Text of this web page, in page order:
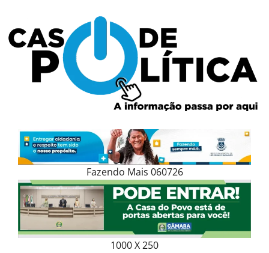
content
Fazendo Mais 060726
1000 X 250